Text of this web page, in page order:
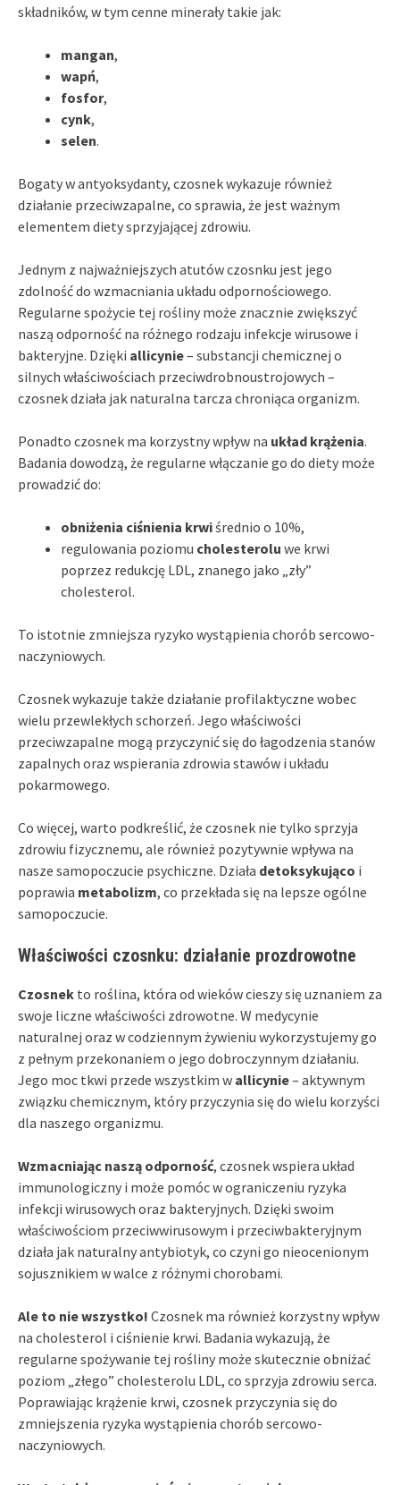
składników, w tym cenne minerały takie jak:
mangan,
wapń,
fosfor,
cynk,
selen.
Bogaty w antyoksydanty, czosnek wykazuje również
działanie przeciwzapalne, co sprawia, że jest ważnym
elementem diety sprzyjającej zdrowiu.
Jednym z najważniejszych atutów czosnku jest jego
zdolność do wzmacniania układu odpornościowego.
Regularne spożycie tej rośliny może znacznie zwiększyć
naszą odporność na różnego rodzaju infekcje wirusowe i
bakteryjne. Dzięki allicynie– substancji chemicznej o
silnych właściwościach przeciwdrobnoustrojowych –
czosnek działa jak naturalna tarcza chroniąca organizm.
Ponadto czosnek ma korzystny wpływ na układ krążenia.
Badania dowodzą, że regularne włączanie go do diety może
prowadzić do:
obniżenia ciśnienia krwiśrednio o 10%,
regulowania poziomu cholesterolu we krwi
poprzez redukcję LDL, znanego jako „zły”
cholesterol.
To istotnie zmniejsza ryzyko wystąpienia chorób sercowo-
naczyniowych.
Czosnek wykazuje także działanie profilaktyczne wobec
wielu przewlekłych schorzeń. Jego właściwości
przeciwzapalne mogą przyczynić się do łagodzenia stanów
zapalnych oraz wspierania zdrowia stawów i układu
pokarmowego.
Co więcej, warto podkreślić, że czosnek nie tylko sprzyja
zdrowiu fizycznemu, ale również pozytywnie wpływa na
nasze samopoczucie psychiczne. Działa detoksykująco i
poprawia metabolizm, co przekłada się na lepsze ogólne
samopoczucie.
Właściwości czosnku: działanie prozdrowotne
Czosnek to roślina, która od wieków cieszy się uznaniem za
swoje liczne właściwości zdrowotne. W medycynie
naturalnej oraz w codziennym żywieniu wykorzystujemy go
z pełnym przekonaniem o jego dobroczynnym działaniu.
Jego moc tkwi przede wszystkim w allicynie– aktywnym
związku chemicznym, który przyczynia się do wielu korzyści
dla naszego organizmu.
Wzmacniając naszą odporność, czosnek wspiera układ
immunologiczny i może pomóc w ograniczeniu ryzyka
infekcji wirusowych oraz bakteryjnych. Dzięki swoim
właściwościom przeciwwirusowym i przeciwbakteryjnym
działa jak naturalny antybiotyk, co czyni go nieocenionym
sojusznikiem w walce z różnymi chorobami.
Ale to nie wszystko! Czosnek ma również korzystny wpływ
na cholesterol i ciśnienie krwi. Badania wykazują, że
regularne spożywanie tej rośliny może skutecznie obniżać
poziom „złego” cholesterolu LDL, co sprzyja zdrowiu serca.
Poprawiając krążenie krwi, czosnek przyczynia się do
zmniejszenia ryzyka wystąpienia chorób sercowo-
naczyniowych.